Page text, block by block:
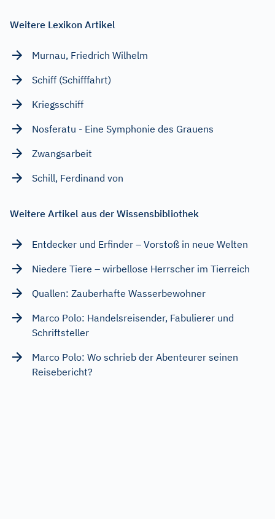
Weitere Lexikon Artikel
Murnau, Friedrich Wilhelm
Schiff (Schifffahrt)
Kriegsschiff
Nosferatu - Eine Symphonie des Grauens
Zwangsarbeit
Schill, Ferdinand von
Weitere Artikel aus der Wissensbibliothek
Entdecker und Erfinder – Vorstoß in neue Welten
Niedere Tiere – wirbellose Herrscher im Tierreich
Quallen: Zauberhafte Wasserbewohner
Marco Polo: Handelsreisender, Fabulierer und
Schriftsteller
Marco Polo: Wo schrieb der Abenteurer seinen
Reisebericht?